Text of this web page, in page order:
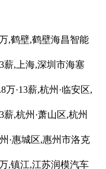
,鹤壁,鹤壁海昌智能
薪, 上海,深圳市海塞
万·13薪,杭州·临安区,
薪,杭州·萧山区,杭州
·惠城区,惠州市洛克
,镇江,江苏润模汽车